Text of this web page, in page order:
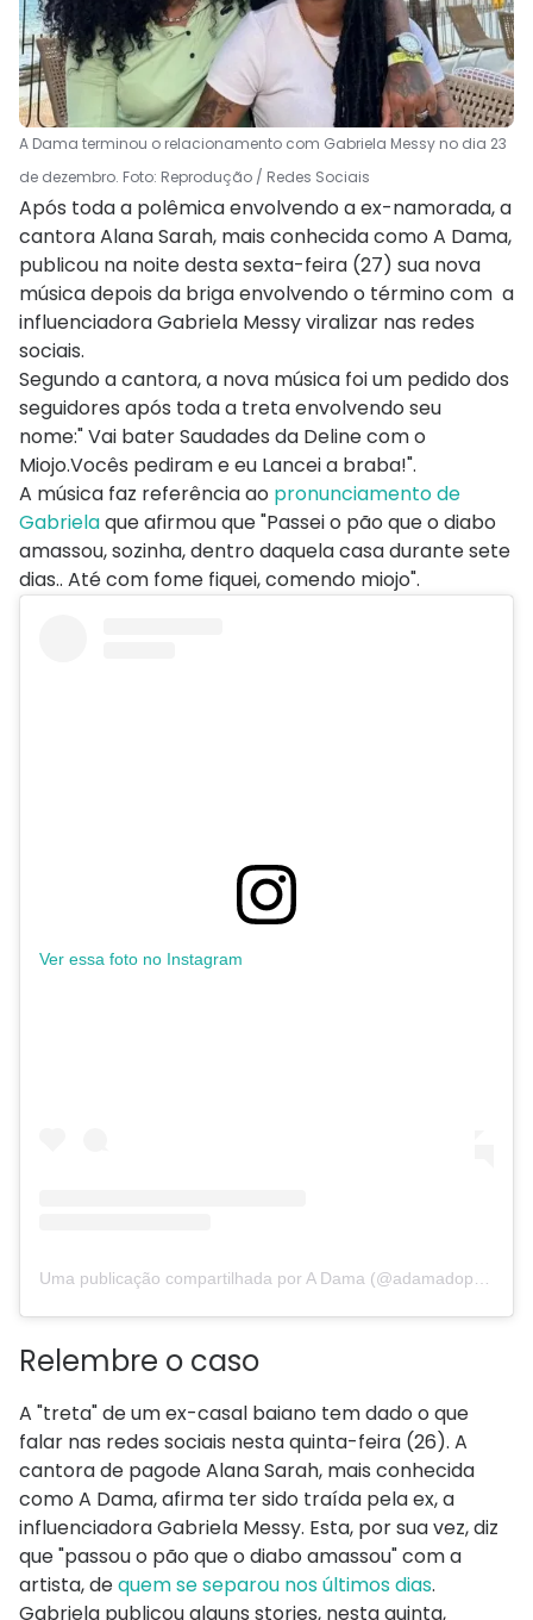
A Dama terminou o relacionamento com Gabriela Messy no dia 23
de dezembro. Foto: Reprodução / Redes Sociais
Após toda a polêmica envolvendo a ex-namorada, a
cantora Alana Sarah, mais conhecida como A Dama,
publicou na noite desta sexta-feira (27) sua nova
música depois da briga envolvendo o término com a
influenciadora Gabriela Messy viralizar nas redes
sociais.
Segundo a cantora, a nova música foi um pedido dos
seguidores após toda a treta envolvendo seu
nome:" Vai bater Saudades da Deline com o
Miojo.Vocês pediram e eu Lancei a braba!".
A música faz referência ao pronunciamento de
Gabrielaque afirmou que "Passei o pão que o diabo
amassou, sozinha, dentro daquela casa durante sete
dias.. Até com fome fiquei, comendo miojo".
Ver essa foto no Instagram
Relembre o caso
A "treta" de um ex-casal baiano tem dado o que
falar nas redes sociais nesta quinta-feira (26). A
cantora de pagode Alana Sarah, mais conhecida
como A Dama, afirma ter sido traída pela ex, a
influenciadora Gabriela Messy. Esta, por sua vez, diz
que "passou o pão que o diabo amassou" com a
artista, dequem se separou nos últimos dias.
Gabriela publicou alguns stories, nesta quinta,